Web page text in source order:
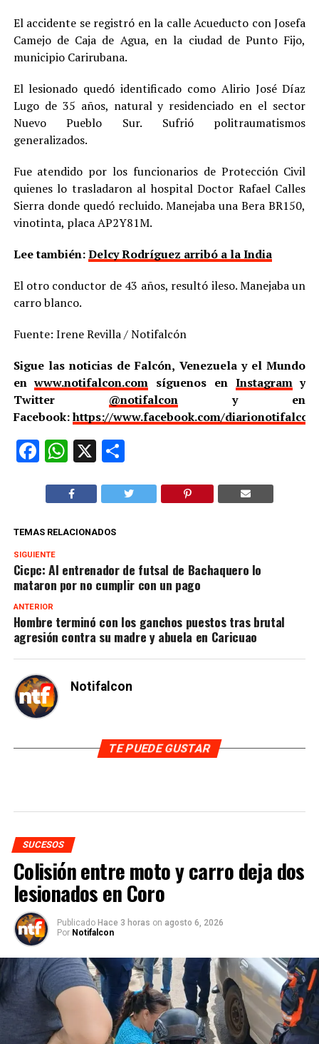
El accidente se registró en la calle Acueducto con Josefa
Camejo de Caja de Agua, en la ciudad de Punto Fijo,
municipio Carirubana.
El lesionado quedó identificado como Alirio José Díaz
Lugo de 35 años, natural y residenciado en el sector
Nuevo Pueblo Sur. Sufrió politraumatismos
generalizados.
Fue atendido por los funcionarios de Protección Civil
quienes lo trasladaron al hospital Doctor Rafael Calles
Sierra donde quedó recluido. Manejaba una Bera BR150,
vinotinta, placa AP2Y81M.
Lee también:Delcy Rodríguez arribó a la India
El otro conductor de 43 años, resultó ileso. Manejaba un
carro blanco.
Fuente: Irene Revilla / Notifalcón
Sigue las noticias de Falcón, Venezuela y el Mundo
enwww.notifalcon.com síguenos en Instagramy
Twitter @notifalcony en
Facebook:https://www.facebook.com/
Facebook
WhatsApp
X Compartir
TEMAS RELACIONADOS
SIGUIENTE
Cicpc: Al entrenador de futsal de Bachaquero lo
mataron por no cumplir con un pago
ANTERIOR
Hombre terminó con los ganchos puestos tras brutal
agresión contra su madre y abuela en Caricuao
Notifalcon
TE PUEDE GUSTAR
SUCESOS
Colisión entre moto y carro deja dos
lesionados en Coro
Publicado Hace 3 horas on agosto 6, 2026
Por Notifalcon